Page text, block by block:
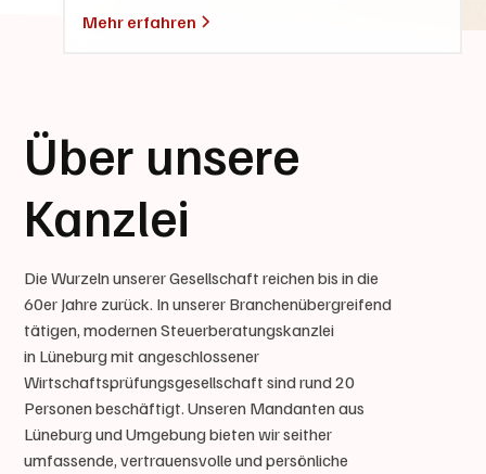
Mehr erfahren
Über unsere
Kanzlei
Die Wurzeln unserer Gesellschaft reichen bis in die
60er Jahre zurück. In unserer Branchenübergreifend
tätigen, modernen Steuerberatungskanzlei
in Lüneburg mit angeschlossener
Wirtschaftsprüfungsgesellschaft sind rund 20
Personen beschäftigt. Unseren Mandanten aus
Lüneburg und Umgebung bieten wir seither
umfassende, vertrauensvolle und persönliche